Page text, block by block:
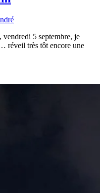
vendredi 5 septembre, je
réveil très tôt encore une